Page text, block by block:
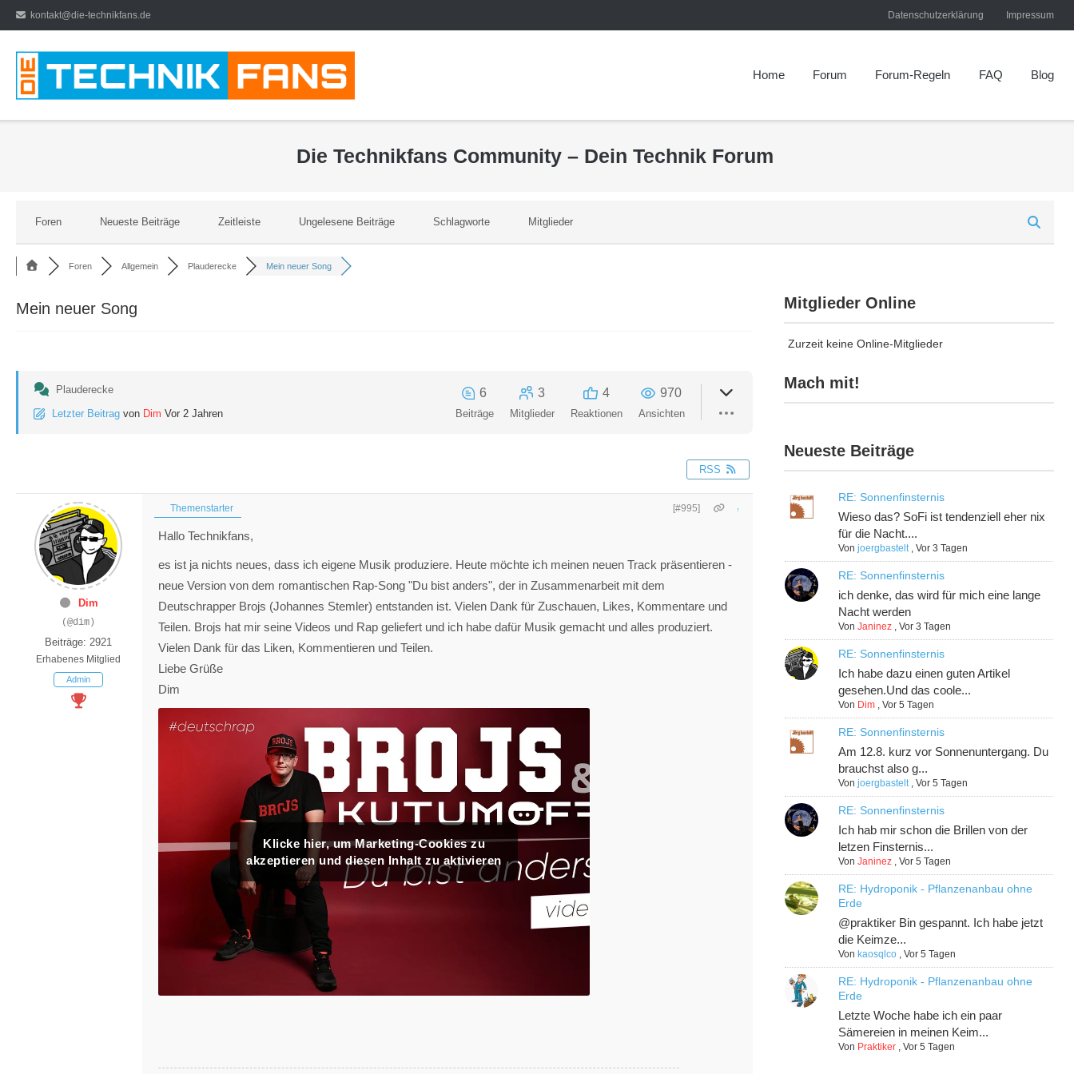
Direkt
zum
Inhalt
kontakt@die-technikfans.de Datenschutzerklärung Impressum
Home Forum Forum-Regeln FAQ Blog
Die Technikfans Community – Dein Technik Forum
Foren Neueste Beiträge Zeitleiste Ungelesene Beiträge Schlagworte Mitglieder
Foren Allgemein Plauderecke Mein neuer Song
Mein neuer Song
Plauderecke
Letzter Beitrag von Dim Vor 2 Jahren
6
Beiträge
3
Mitglieder
4
Reaktionen
970
Ansichten
RSS
Dim
(@dim)
Beiträge: 2921
Erhabenes Mitglied
Admin
Themenstarter [#995]
Hallo Technikfans,
es ist ja nichts neues, dass ich eigene Musik produziere. Heute möchte ich meinen neuen Track präsentieren -
neue Version von dem romantischen Rap-Song "Du bist anders", der in Zusammenarbeit mit dem
Deutschrapper Brojs (Johannes Stemler) entstanden ist. Vielen Dank für Zuschauen, Likes, Kommentare und
Teilen. Brojs hat mir seine Videos und Rap geliefert und ich habe dafür Musik gemacht und alles produziert.
Vielen Dank für das Liken, Kommentieren und Teilen.
Liebe Grüße
Dim
Klicke hier, um Marketing-Cookies zu
akzeptieren und diesen Inhalt zu aktivieren
Mitglieder Online
Zurzeit keine Online-Mitglieder
Mach mit!
Neueste Beiträge
RE: Sonnenfinsternis
Wieso das? SoFi ist tendenziell eher nix
für die Nacht....
Vonjoergbastelt ,Vor 3 Tagen
RE: Sonnenfinsternis
ich denke, das wird für mich eine lange
Nacht werden
VonJaninez ,Vor 3 Tagen
RE: Sonnenfinsternis
Ich habe dazu einen guten Artikel
gesehen.Und das coole...
Von Dim ,Vor 5 Tagen
RE: Sonnenfinsternis
Am 12.8. kurz vor Sonnenuntergang. Du
brauchst also g...
Vonjoergbastelt ,Vor 5 Tagen
RE: Sonnenfinsternis
Ich hab mir schon die Brillen von der
letzen Finsternis...
VonJaninez ,Vor 5 Tagen
RE: Hydroponik - Pflanzenanbau ohne
Erde
@praktiker Bin gespannt. Ich habe jetzt
die Keimze...
Vonkaosqlco ,Vor 5 Tagen
RE: Hydroponik - Pflanzenanbau ohne
Erde
Letzte Woche habe ich ein paar
Sämereien in meinen Keim...
Von Praktiker ,Vor 5 Tagen